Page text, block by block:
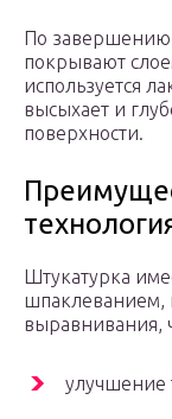
По завершению
покрывают
используется
высыхает и
поверхности.
Штукатурка
шпаклеванием,
выравнивания,
улучшение